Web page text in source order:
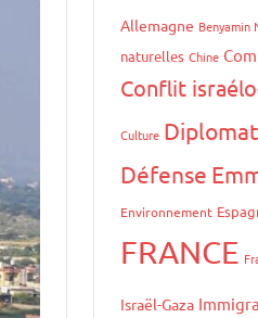
Allemagne Benyamin
naturelles Chine
Conflit
Culture
Défense
Environnement
FRANCE
Israël-Gaza